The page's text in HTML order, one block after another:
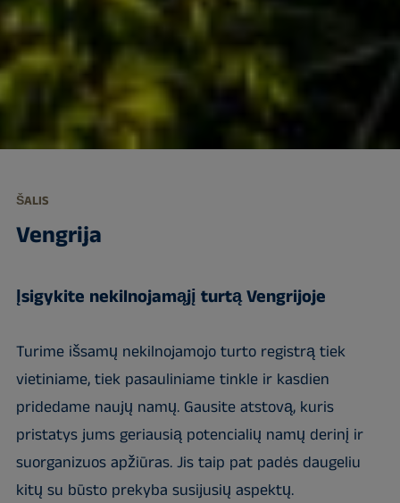
ŠALIS
Vengrija
Įsigykite nekilnojamąjį turtą Vengrijoje
Turime išsamų nekilnojamojo turto registrą tiek
vietiniame, tiek pasauliniame tinkle ir kasdien
pridedame naujų namų. Gausite atstovą, kuris
pristatys jums geriausią potencialių namų derinį ir
suorganizuos apžiūras. Jis taip pat padės daugeliu
kitų su būsto prekyba susijusių aspektų.